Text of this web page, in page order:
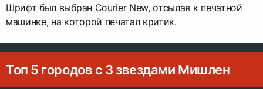
Шрифт был выбран Courier New, отсылая к печатной
машинке, на которой печатал критик.
Топ 5 городов с 3 звездами Мишлен